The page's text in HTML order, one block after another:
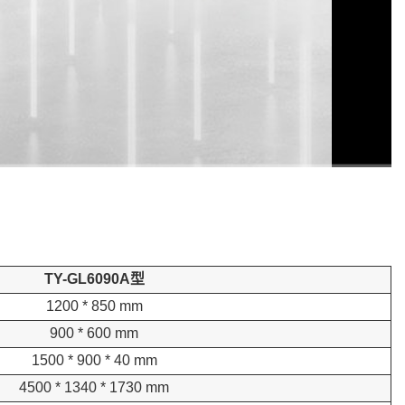
TY-GL6090A型
1200 * 850 mm
900 * 600 mm
1500 * 900 * 40 mm
4500 * 1340 * 1730 mm